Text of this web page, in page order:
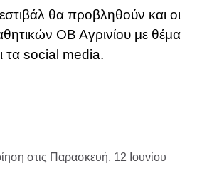
θα προβληθούν και οι
ΟΒ Αγρινίου με θέμα
τα social media.
στις Παρασκευή, 12 Ιουνίου